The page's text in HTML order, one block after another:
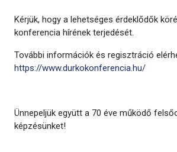
Kérjük, hogy a lehetséges érdeklődők
konferencia hírének terjedését.
További információk és regisztráció
https://www.durkokonferencia.hu/
Ünnepeljük együtt a 70 éve működő
képzésünket!